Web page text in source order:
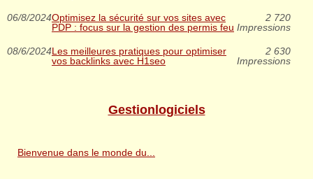
06/8/2024Optimisez la sécurité sur vos sites avec
PDP : focus sur la gestion des permis feu
2 720
Impressions
08/6/2024Les meilleures pratiques pour optimiser
vos backlinks avec H1seo
2 630
Impressions
Gestionlogiciels
Bienvenue dans le monde du...